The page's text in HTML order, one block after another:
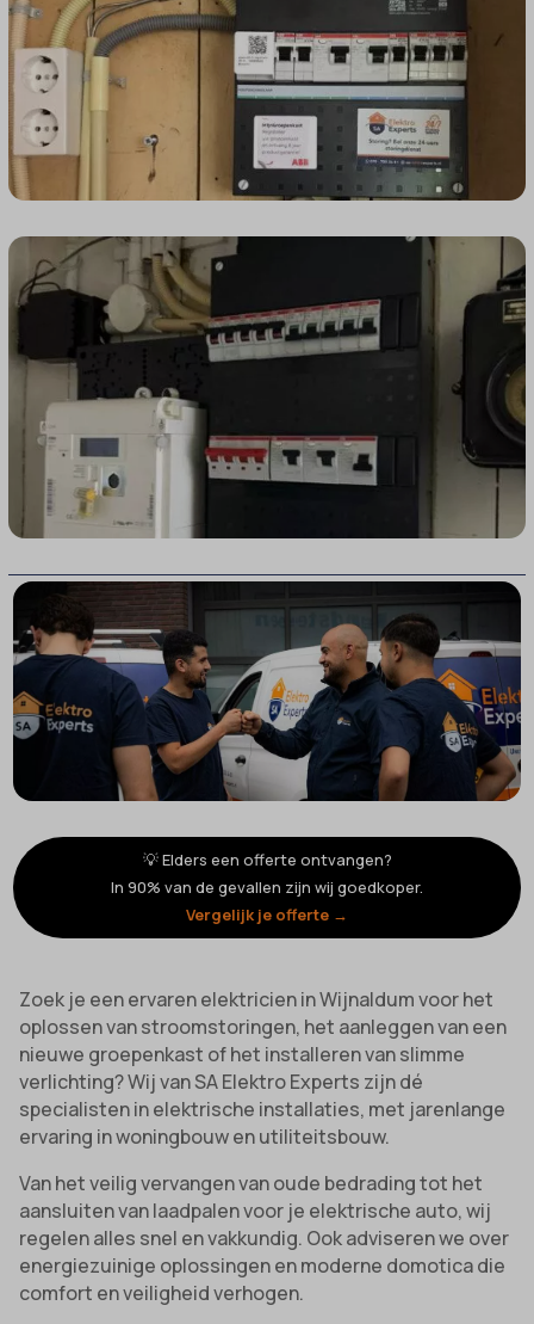
💡 Elders een offerte ontvangen?
In 90% van de gevallen zijn wij goedkoper.
Vergelijk je offerte →
Zoek je een ervaren elektricien in Wijnaldum voor het
oplossen van stroomstoringen, het aanleggen van een
nieuwe groepenkast of het installeren van slimme
verlichting? Wij van SA Elektro Experts zijn dé
specialisten in elektrische installaties, met jarenlange
ervaring in woningbouw en utiliteitsbouw.
Van het veilig vervangen van oude bedrading tot het
aansluiten van laadpalen voor je elektrische auto, wij
regelen alles snel en vakkundig. Ook adviseren we over
energiezuinige oplossingen en moderne domotica die
comfort en veiligheid verhogen.